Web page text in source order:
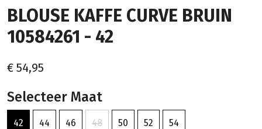
BLOUSE KAFFE CURVE BRUIN
10584261 - 42
€ 54,95
Selecteer Maat
42 44 46 48 50 52 54